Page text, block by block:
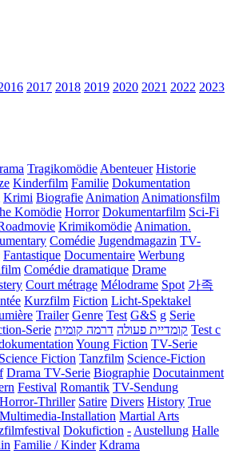
2017 2018 2019 2020 2021 2022 2023
Tragikomödie Abenteuer Historie
Kinderfilm Familie Dokumentation
Krimi Biografie Animation Animationsfilm
Komödie Horror Dokumentarfilm Sci-Fi
Krimikomödie Animation.
Comédie Jugendmagazin TV-
Fantastique Documentaire Werbung
Comédie dramatique Drame
Court métrage Mélodrame Spot 가족
Kurzfilm Fiction Licht-Spektakel
Trailer Genre Test G&S g Serie
Serie קומדיית פעולה דרמה קומית
Test c
Young Fiction TV-Serie
Science Fiction Tanzfilm Science-Fiction
Drama TV-Serie Biographie Docutainment
Festival Romantik TV-Sendung
Horror-Thriller Satire Divers History True
Multimedia-Installation Martial Arts
Dokufiction - Austellung Halle
Familie / Kinder Kdrama